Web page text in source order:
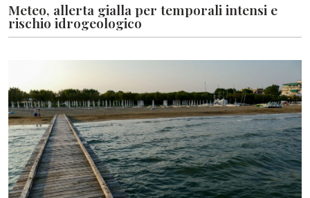
Meteo, allerta gialla per temporali intensi e
rischio idrogeologico